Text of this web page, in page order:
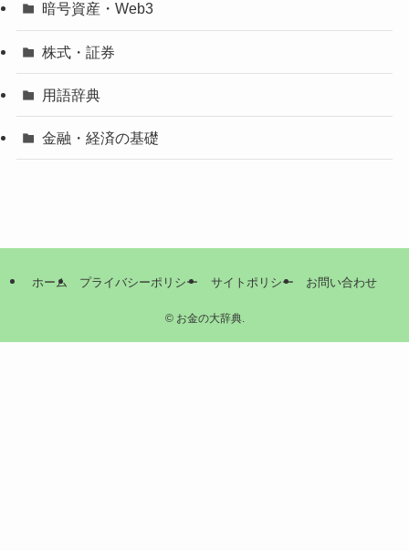
暗号資産・Web3
株式・証券
用語辞典
金融・経済の基礎
ホーム プライバシーポリシー サイトポリシー お問い合わせ
©お金の大辞典.